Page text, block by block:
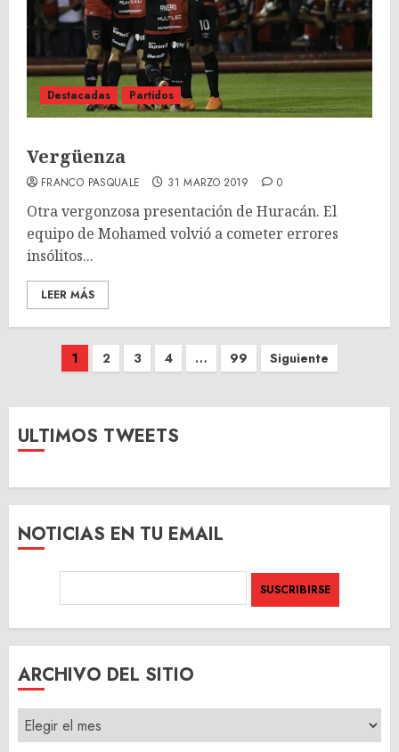
Destacadas Partidos
Vergüenza
FRANCO PASQUALE 31 MARZO 2019 0
Otra vergonzosa presentación de Huracán. El
equipo de Mohamed volvió a cometer errores
insólitos...
LEER MÁS
Paginación
entradas
1 2 3 4 … 99 Siguiente
ULTIMOS TWEETS
NOTICIAS EN TU EMAIL
ARCHIVO DEL SITIO
ARCHIVO
DEL